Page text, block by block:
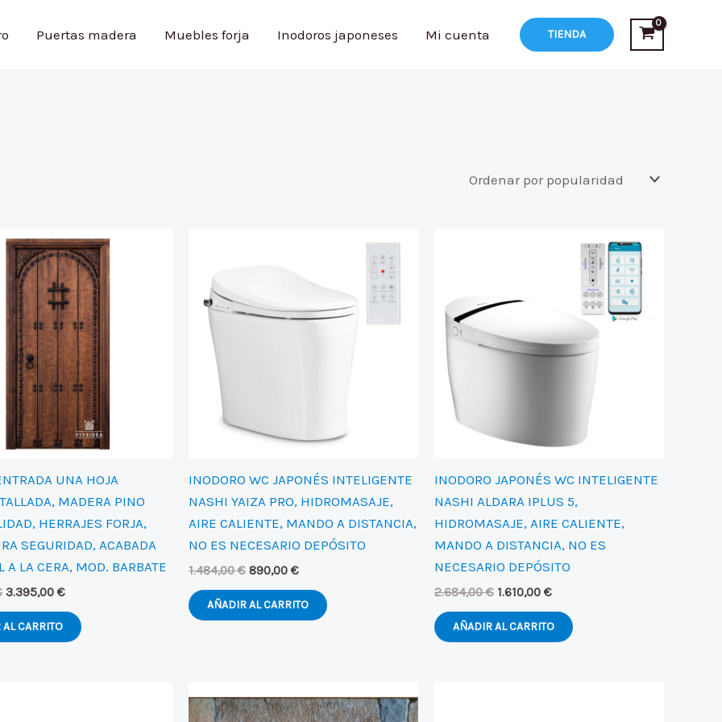
Puertas madera Muebles forja Inodoros japoneses Mi cuenta TIENDA
UNA HOJA
MADERA PINO
HERRAJES FORJA,
SEGURIDAD, ACABADA
A LA CERA, MOD. BARBATE
El
original
3.395,00 €El
actual
es:
CARRITO
INODORO WC JAPONÉS INTELIGENTE
NASHI YAIZA PRO, HIDROMASAJE,
AIRE CALIENTE, MANDO A DISTANCIA,
NO ES NECESARIO DEPÓSITO
1.484,00€ El
original
890,00 €El
actual
AÑADIR AL CARRITO
INODORO JAPONÉS WC INTELIGENTE
NASHI ALDARA IPLUS 5,
HIDROMASAJE, AIRE CALIENTE,
MANDO A DISTANCIA, NO ES
NECESARIO DEPÓSITO
2.684,00€ El
original
1.610,00 €El
actual
es:
AÑADIR AL CARRITO